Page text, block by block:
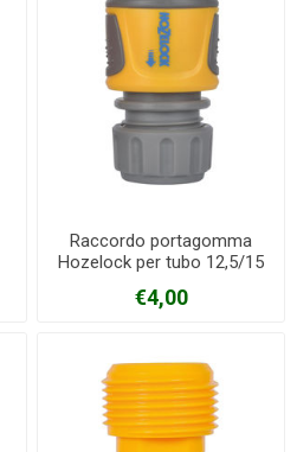
Raccordo portagomma
Hozelock per tubo 12,5/15
€4,00